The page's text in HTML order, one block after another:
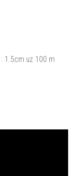
1.5cm uz 100 m